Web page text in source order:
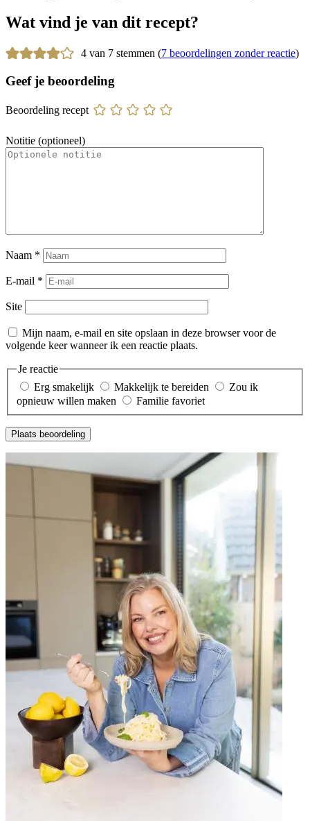
Wat vind je van dit recept?
4 van 7 stemmen (7 beoordelingen zonder reactie)
Geef je beoordeling
Beoordeling recept
Notitie (optioneel)
Naam *
E-mail *
Site
Mijn naam, e-mail en site opslaan in deze browser voor de
volgende keer wanneer ik een reactie plaats.
Je reactie
Erg smakelijk
Makkelijk te bereiden
Zou ik
opnieuw willen maken
Familie favoriet
Plaats beoordeling